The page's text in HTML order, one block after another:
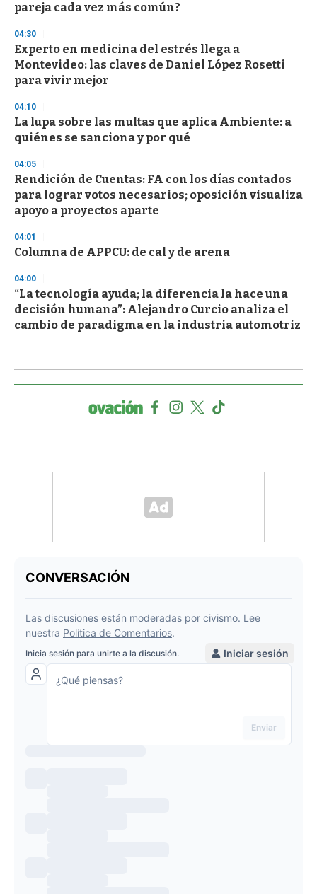
pareja cada vez más común?
04:30
Experto en medicina del estrés llega a
Montevideo: las claves de Daniel López Rosetti
para vivir mejor
04:10
La lupa sobre las multas que aplica Ambiente: a
quiénes se sanciona y por qué
04:05
Rendición de Cuentas: FA con los días contados
para lograr votos necesarios; oposición visualiza
apoyo a proyectos aparte
04:01
Columna de APPCU: de cal y de arena
04:00
“La tecnología ayuda; la diferencia la hace una
decisión humana”: Alejandro Curcio analiza el
cambio de paradigma en la industria automotriz